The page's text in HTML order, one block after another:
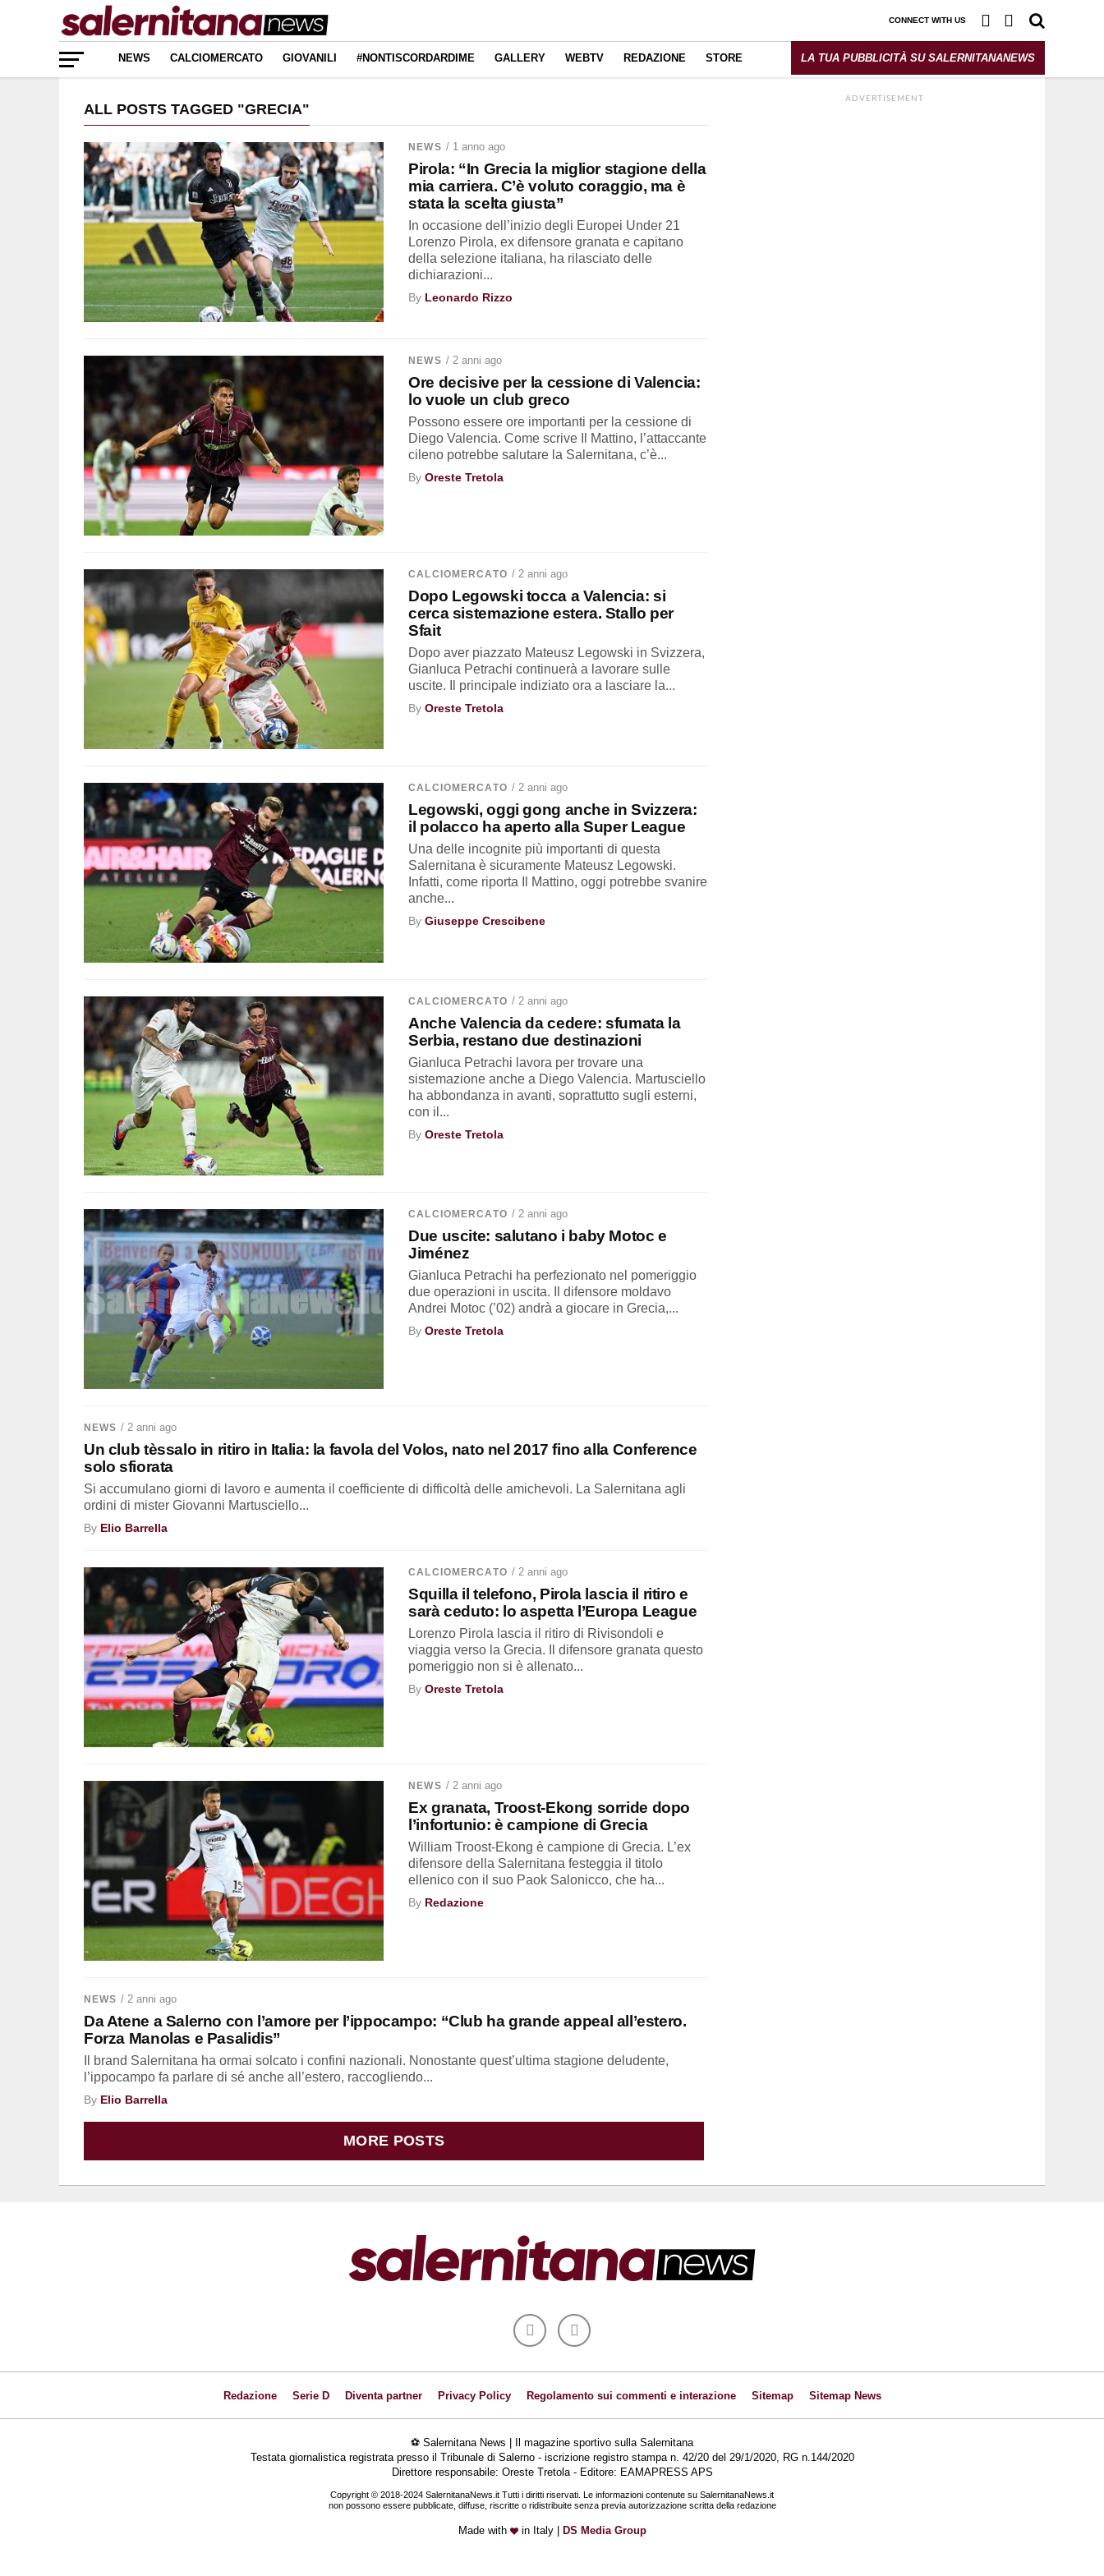
CONNECT WITH US
NEWS CALCIOMERCATO GIOVANILI #NONTISCORDARDIME GALLERY WEBTV REDAZIONE STORE LA TUA PUBBLICITÀ SU SALERNITANANEWS
ALL POSTS TAGGED "GRECIA"
NEWS / 1 anno ago
Pirola: “In Grecia la miglior stagione della
mia carriera. C’è voluto coraggio, ma è
stata la scelta giusta”
In occasione dell’inizio degli Europei Under 21
Lorenzo Pirola, ex difensore granata e capitano
della selezione italiana, ha rilasciato delle
dichiarazioni...
By Leonardo Rizzo
NEWS / 2 anni ago
Ore decisive per la cessione di Valencia:
lo vuole un club greco
Possono essere ore importanti per la cessione di
Diego Valencia. Come scrive Il Mattino, l’attaccante
cileno potrebbe salutare la Salernitana, c’è...
ByOreste Tretola
CALCIOMERCATO / 2 anni ago
Dopo Legowski tocca a Valencia: si
cerca sistemazione estera. Stallo per
Sfait
Dopo aver piazzato Mateusz Legowski in Svizzera,
Gianluca Petrachi continuerà a lavorare sulle
uscite. Il principale indiziato ora a lasciare la...
ByOreste Tretola
CALCIOMERCATO / 2 anni ago
Legowski, oggi gong anche in Svizzera:
il polacco ha aperto alla Super League
Una delle incognite più importanti di questa
Salernitana è sicuramente Mateusz Legowski.
Infatti, come riporta Il Mattino, oggi potrebbe svanire
anche...
ByGiuseppe Crescibene
CALCIOMERCATO / 2 anni ago
Anche Valencia da cedere: sfumata la
Serbia, restano due destinazioni
Gianluca Petrachi lavora per trovare una
sistemazione anche a Diego Valencia. Martusciello
ha abbondanza in avanti, soprattutto sugli esterni,
con il...
ByOreste Tretola
CALCIOMERCATO / 2 anni ago
Due uscite: salutano i baby Motoc e
Jiménez
Gianluca Petrachi ha perfezionato nel pomeriggio
due operazioni in uscita. Il difensore moldavo
Andrei Motoc (’02) andrà a giocare in Grecia,...
ByOreste Tretola
NEWS / 2 anni ago
Un club tèssalo in ritiro in Italia: la favola del Volos, nato nel 2017 fino alla Conference
solo sfiorata
Si accumulano giorni di lavoro e aumenta il coefficiente di difficoltà delle amichevoli. La Salernitana agli
ordini di mister Giovanni Martusciello...
By Elio Barrella
CALCIOMERCATO / 2 anni ago
Squilla il telefono, Pirola lascia il ritiro e
sarà ceduto: lo aspetta l’Europa League
Lorenzo Pirola lascia il ritiro di Rivisondoli e
viaggia verso la Grecia. Il difensore granata questo
pomeriggio non si è allenato...
ByOreste Tretola
NEWS / 2 anni ago
Ex granata, Troost-Ekong sorride dopo
l’infortunio: è campione di Grecia
William Troost-Ekong è campione di Grecia. L’ex
difensore della Salernitana festeggia il titolo
ellenico con il suo Paok Salonicco, che ha...
By Redazione
NEWS / 2 anni ago
Da Atene a Salerno con l’amore per l’ippocampo: “Club ha grande appeal all’estero.
Forza Manolas e Pasalidis”
Il brand Salernitana ha ormai solcato i confini nazionali. Nonostante quest’ultima stagione deludente,
l’ippocampo fa parlare di sé anche all’estero, raccogliendo...
By Elio Barrella
MORE POSTS
ADVERTISEMENT
Redazione Serie D Diventa partner Privacy Policy Regolamento sui commenti e interazione Sitemap Sitemap News
⚽ Salernitana News | Il magazine sportivo sulla Salernitana
Testata giornalistica registrata presso il Tribunale di Salerno - iscrizione registro stampa n. 42/20 del 29/1/2020, RG n.144/2020
Direttore responsabile: Oreste Tretola - Editore: EAMAPRESS APS
Copyright © 2018-2024 SalernitanaNews.it Tutti i diritti riservati. Le informazioni contenute su SalernitanaNews.it
non possono essere pubblicate, diffuse, riscritte o ridistribuite senza previa autorizzazione scritta della redazione
Made with in Italy | DS Media Group